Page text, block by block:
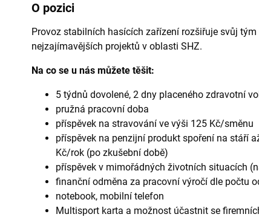
O pozici
Provoz stabilních hasících zařízení rozšiřuje svůj
nejzajímavějších projektů v oblasti SHZ.
Na co se u nás můžete těšit:
5 týdnů dovolené, 2 dny placeného zdravotní
pružná pracovní doba
příspěvek na stravování ve výši 125 Kč/směnu
příspěvek na penzijní produkt spoření na stáří
Kč/rok (po zkušební době)
příspěvek v mimořádných životních situacích
finanční odměna za pracovní výročí dle počtu
notebook, mobilní telefon
Multisport karta a možnost účastnit se